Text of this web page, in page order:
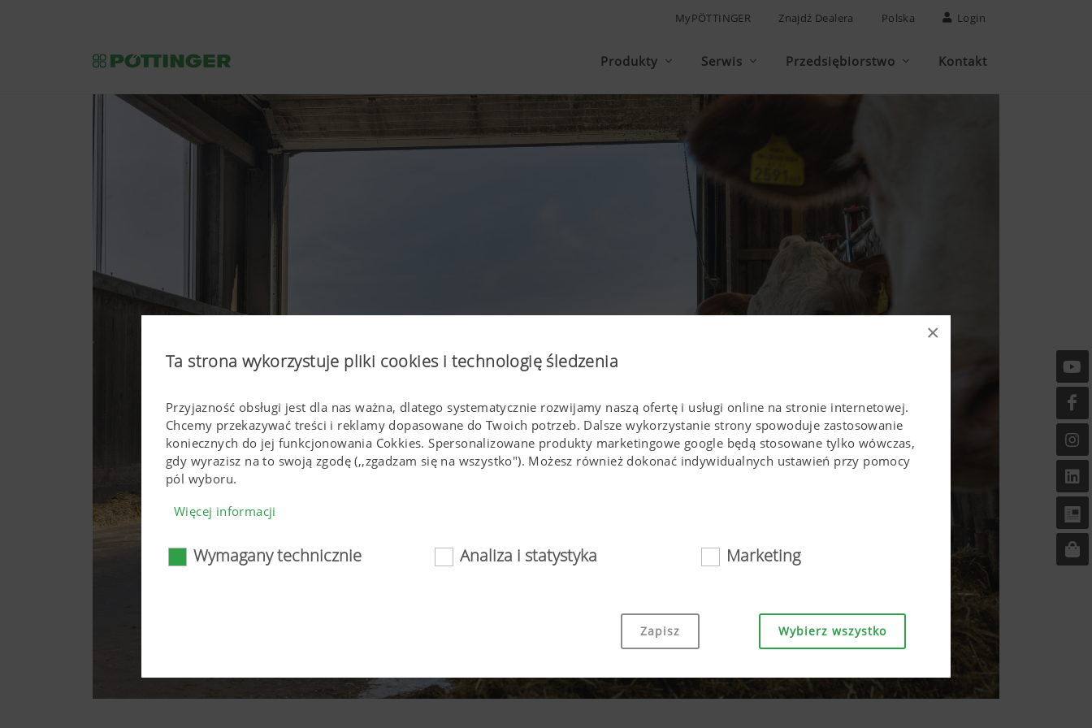
×
Ta strona wykorzystuje pliki cookies i technologię śledzenia
Przyjazność obsługi jest dla nas ważna, dlatego systematycznie rozwijamy naszą ofertę i usługi online na stronie internetowej.
Chcemy przekazywać treści i reklamy dopasowane do Twoich potrzeb. Dalsze wykorzystanie strony spowoduje zastosowanie
koniecznych do jej funkcjonowania Cokkies. Spersonalizowane produkty marketingowe google będą stosowane tylko wówczas,
gdy wyrazisz na to swoją zgodę (,,zgadzam się na wszystko"). Możesz również dokonać indywidualnych ustawień przy pomocy
pól wyboru.
Określone technologie internetowe i Cookies sprawiaja, że strona internetowa jest łatwo dostępna i przyjazna w
użytkowaniu. To dotyczy zarówno istotnych podstawowych funkcjonalności, jak nawigacja na stronie, jak również
funkcjonować bez użycia tych technologii i Cookies.
Więcej informacji
Więcej informacji
Wymagany technicznie Analiza i statystyka Marketing
Zapisz Wybierz wszystko
MyPÖTTINGER Znajdź Dealera Polska Login
Produkty Serwis Przedsiębiorstwo Kontakt